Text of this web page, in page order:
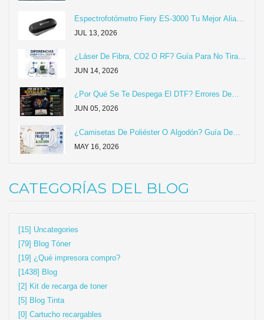
Espectrofotómetro Fiery ES-3000 Tu Mejor Aliado
Para Conseguir Colores Precisos.
JUL 13, 2026
¿Láser De Fibra, CO2 O RF? Guía Para No Tirar
Tu Dinero Y Elegir La Máquina Correcta
JUN 14, 2026
¿Por Qué Se Te Despega El DTF? Errores De
Taller Y Cómo Solucionarlos
JUN 05, 2026
¿Camisetas De Poliéster O Algodón? Guía De
Compra Y Estampado
MAY 16, 2026
CATEGORÍAS DEL BLOG
[15] Uncategories
[79] Blog Tóner
[19] ¿Qué impresora compro?
[1438] Blog
[2] Kit de recarga de toner
[5] Blog Tinta
[0] Cartucho recargables